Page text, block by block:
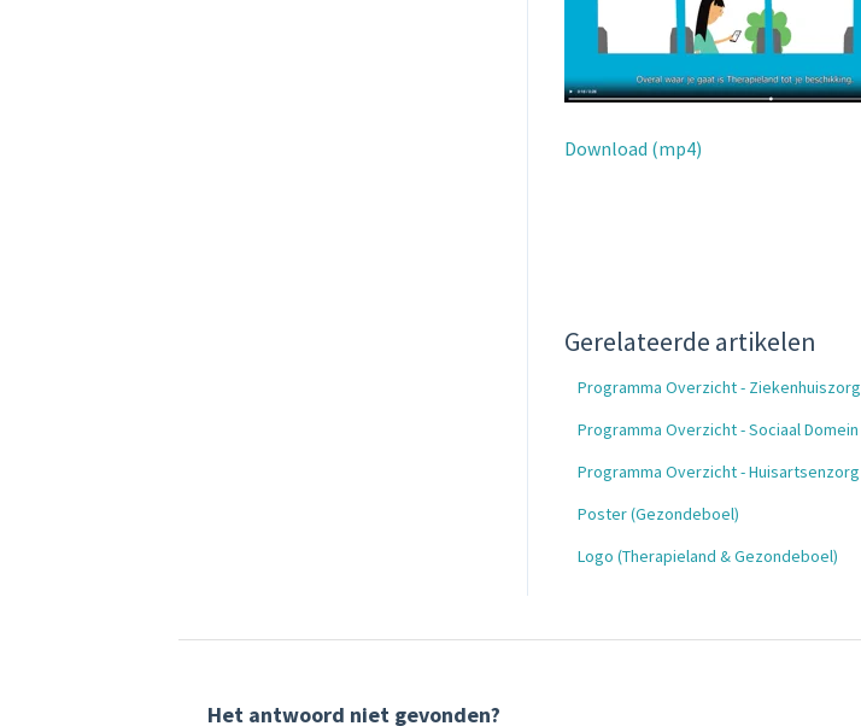
Download (mp4)
Gerelateerde artikelen
Programma Overzicht - Ziekenhuiszorg
Programma Overzicht - Sociaal Domein
Programma Overzicht - Huisartsenzorg
Poster (Gezondeboel)
Logo (Therapieland & Gezondeboel)
Het antwoord niet gevonden?